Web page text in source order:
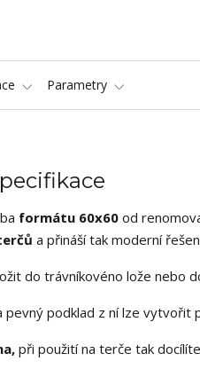
Parametry
formátu 60x60 od
a přináší tak moderní
do trávníkovéno lože nebo
pevný podklad z ní lze vytvořit
při použití na terče tak